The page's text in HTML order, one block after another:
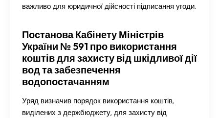
важливо для юридичної дійсності підписання угоди.
Постанова Кабінету Міністрів
України № 591 про використання
коштів для захисту від шкідливої дії
вод та забезпечення
водопостачанням
Уряд визначив порядок використання коштів,
виділених з держбюджету, для захисту від